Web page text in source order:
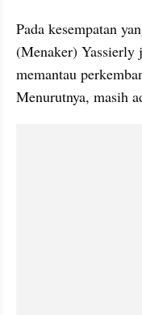
Pada kesempatan
(Menaker) Yassierly
memantau
Menurutnya, masih